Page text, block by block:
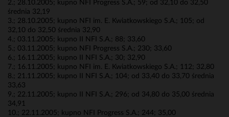
2.; 28.10.2005; kupno NFI Progress S.A.; 59; od 32,10 do 32,50
średnia 32,19
3.; 28.10.2005; kupno NFI im. E. Kwiatkowskiego S.A.; 105; od
32,10 do 32,50 średnia 32,90
4.; 03.11.2005; kupno II NFI S.A.; 88; 33,60
5.; 03.11.2005; kupno NFI Progress S.A.; 230; 33,60
6.; 16.11.2005; kupno II NFI S.A.; 30; 32,90
7.; 16.11.2005; kupno NFI im. E. Kwiatkowskiego S.A.; 112; 32,80
8.; 21.11.2005; kupno II NFI S.A.; 104; od 33,40 do 33,70 średnia
33,63
9.; 22.11.2005; kupno II NFI S.A.; 296; od 34,80 do 35,00 średnia
34,91
10.; 22.11.2005; kupno NFI Progress S.A.; 244; 35,00